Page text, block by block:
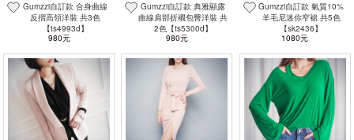
Gumzzi自訂款 合身曲線
反摺高領洋裝 共3色
【ts4993d】
980元
Gumzzi自訂款 典雅顯露
曲線肩部折襯包臀洋裝 共
2色【ts5300d】
980元
Gumzzi自訂款 氣質10%
羊毛尼迷你窄裙 共5色
【sk2436】
1080元